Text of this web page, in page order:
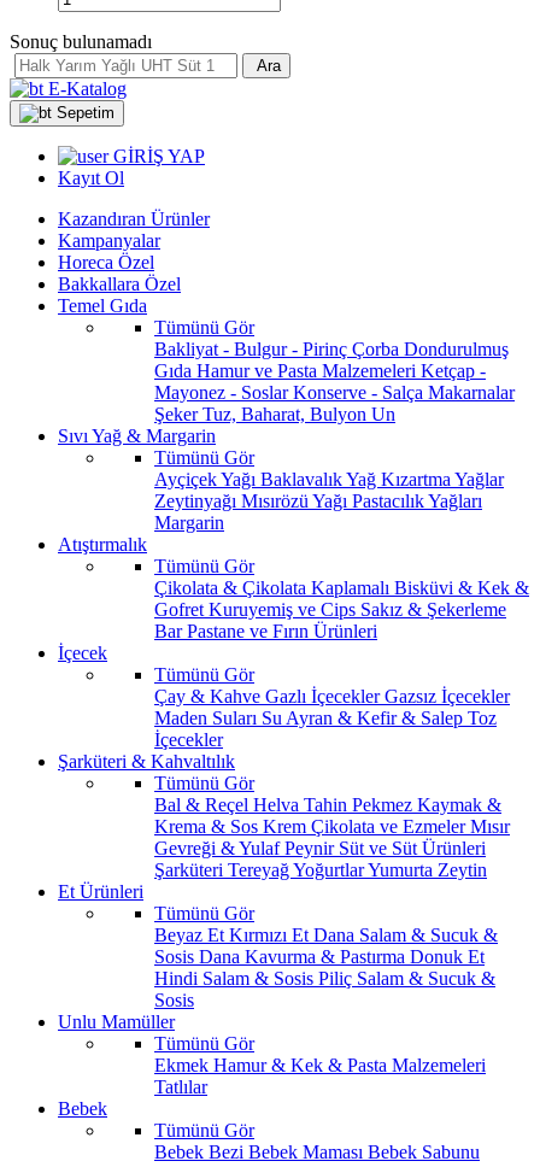
Sonuç bulunamadı
Ara
E-Katalog
Sepetim
GİRİŞ YAP
Kayıt Ol
Kazandıran Ürünler
Kampanyalar
Horeca Özel
Bakkallara Özel
Temel Gıda
Tümünü Gör
Bakliyat - Bulgur - Pirinç Çorba Dondurulmuş
Gıda Hamur ve Pasta Malzemeleri Ketçap -
Mayonez - SoslarKonserve - Salça Makarnalar
ŞekerTuz, Baharat, Bulyon Un
Sıvı Yağ & Margarin
Tümünü Gör
Ayçiçek Yağı Baklavalık Yağ Kızartma Yağlar
Zeytinyağı Mısırözü Yağı Pastacılık Yağları
Margarin
Atıştırmalık
Tümünü Gör
Çikolata & Çikolata Kaplamalı Bisküvi & Kek &
Gofret Kuruyemiş ve Cips Sakız & Şekerleme
BarPastane ve Fırın Ürünleri
İçecek
Tümünü Gör
Çay & Kahve Gazlı İçeceklerGazsız İçecekler
Maden Suları Su Ayran & Kefir & Salep Toz
İçecekler
Şarküteri & Kahvaltılık
Tümünü Gör
Bal & Reçel Helva Tahin Pekmez Kaymak &
Krema & Sos Krem Çikolata ve EzmelerMısır
Gevreği & YulafPeynir Süt ve Süt Ürünleri
Şarküteri TereyağYoğurtlarYumurta Zeytin
Et Ürünleri
Tümünü Gör
Beyaz Et Kırmızı Et Dana Salam & Sucuk &
Sosis Dana Kavurma & Pastırma Donuk Et
Hindi Salam & Sosis Piliç Salam & Sucuk &
Sosis
Unlu Mamüller
Tümünü Gör
Ekmek Hamur & Kek & Pasta Malzemeleri
Tatlılar
Bebek
Tümünü Gör
Bebek Bezi Bebek Maması Bebek Sabunu